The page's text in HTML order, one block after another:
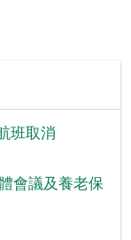
班取消
會議及養老保